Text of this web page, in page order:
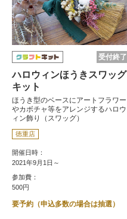
受付終了
ハロウィンほうきスワッグ
キット
ほうき型のベースにアートフラワー
やカボチャ等をアレンジするハロウ
ィン飾り（スワッグ）
徳重店
開催日時：
2021年9月1日～
参加費：
500円
要予約（申込多数の場合は抽選）